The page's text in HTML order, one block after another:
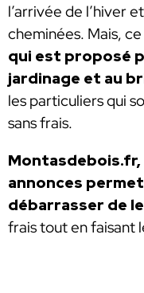
l’arrivée de l’hiver
cheminées. Mais,
qui est proposé
jardinage et au
les particuliers qui
sans frais.
annonces
débarrasser de
frais tout en faisant